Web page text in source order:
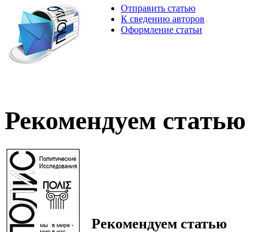
Отправить статью
К сведению авторов
Оформление статьи
Рекомендуем статью
Рекомендуем статью